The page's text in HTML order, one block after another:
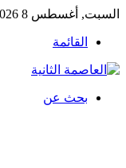
السبت, أغسطس 8 2026
القائمة
بحث عن